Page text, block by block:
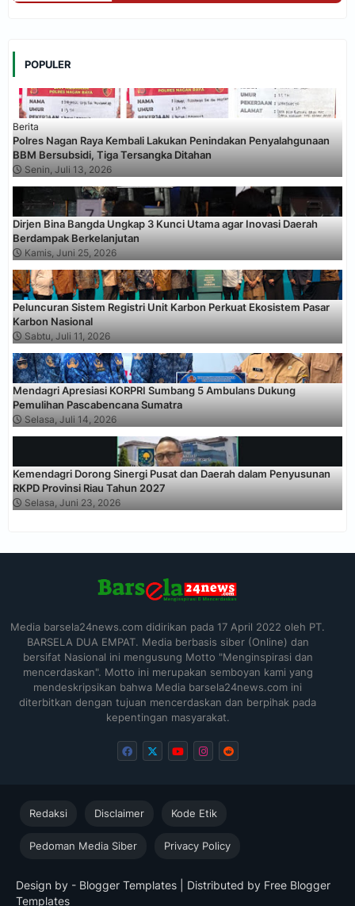
POPULER
Berita
Polres Nagan Raya Kembali Lakukan Penindakan Penyalahgunaan
BBM Bersubsidi, Tiga Tersangka Ditahan
Senin, Juli 13, 2026
Dirjen Bina Bangda Ungkap 3 Kunci Utama agar Inovasi Daerah
Berdampak Berkelanjutan
Kamis, Juni 25, 2026
Peluncuran Sistem Registri Unit Karbon Perkuat Ekosistem Pasar
Karbon Nasional
Sabtu, Juli 11, 2026
Mendagri Apresiasi KORPRI Sumbang 5 Ambulans Dukung
Pemulihan Pascabencana Sumatra
Selasa, Juli 14, 2026
Kemendagri Dorong Sinergi Pusat dan Daerah dalam Penyusunan
RKPD Provinsi Riau Tahun 2027
Selasa, Juni 23, 2026
Media barsela24news.com didirikan pada 17 April 2022 oleh PT.
BARSELA DUA EMPAT. Media berbasis siber (Online) dan
bersifat Nasional ini mengusung Motto "Menginspirasi dan
mencerdaskan". Motto ini merupakan semboyan kami yang
mendeskripsikan bahwa Media barsela24news.com ini
diterbitkan dengan tujuan mencerdaskan dan berpihak pada
kepentingan masyarakat.
Design by - Blogger Templates | Distributed by Free Blogger
Templates
Redaksi Disclaimer Kode Etik
Pedoman Media Siber Privacy Policy